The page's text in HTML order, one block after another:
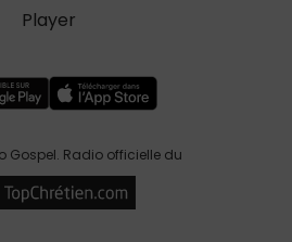
Player
Gospel. Radio officielle du